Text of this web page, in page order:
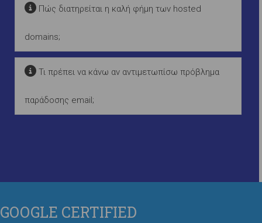
Πώς διατηρείται η καλή φήμη των hosted
domains;
Τι πρέπει να κάνω αν αντιμετωπίσω πρόβλημα
παράδοσης email;
GOOGLE CERTIFIED